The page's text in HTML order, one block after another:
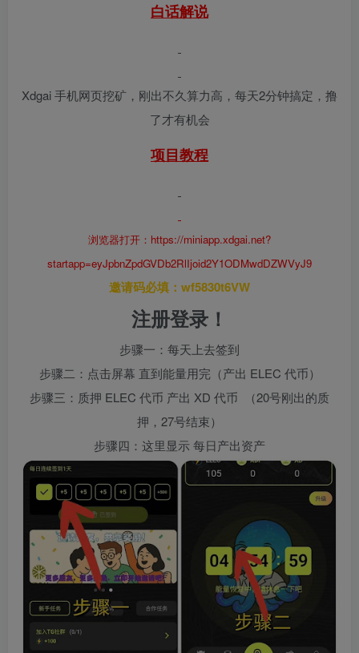
白话解说
Xdgai 手机网页挖矿，刚出不久算力高，每天2分钟搞定，撸
了才有机会
项目教程
浏览器打开：https://miniapp.xdgai.net?
startapp=eyJpbnZpdGVDb2RlIjoid2Y1ODMwdDZWVyJ9
邀请码必填：wf5830t6VW
注册登录！
步骤一：每天上去签到
步骤二：点击屏幕 直到能量用完（产出 ELEC 代币）
步骤三：质押 ELEC 代币 产出 XD 代币 （20号刚出的质
押，27号结束）
步骤四：这里显示 每日产出资产